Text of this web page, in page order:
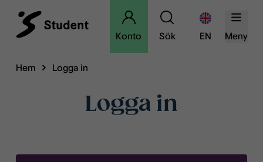
Konto Sök EN Meny
Hem Logga in
Logga in